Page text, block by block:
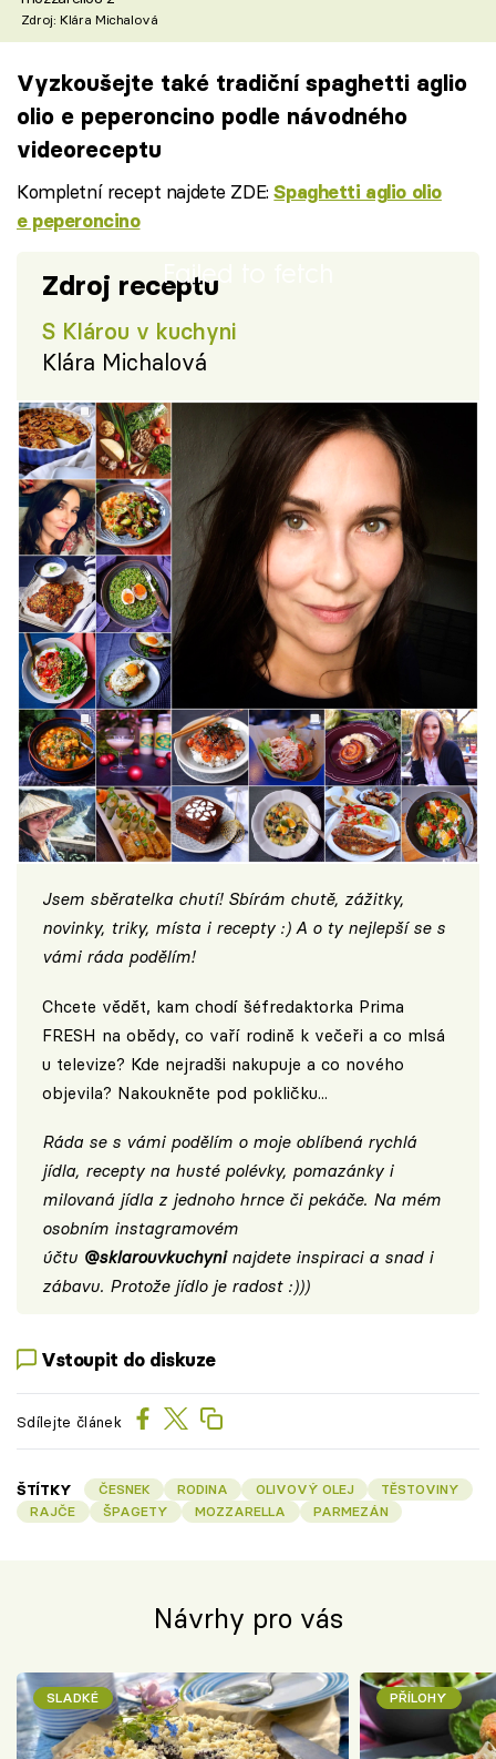
Zdroj: Klára Michalová
Vyzkoušejte také tradiční spaghetti aglio
olio e peperoncino podle návodného
videoreceptu
Kompletní recept najdete ZDE:Spaghetti aglio olio
e peperoncino
Failed to fetch
Zdroj receptu
S Klárou v kuchyni
Klára Michalová
Jsem sběratelka chutí! Sbírám chutě, zážitky,
novinky, triky, místa i recepty :) A o ty nejlepší se s
vámi ráda podělím!
Chcete vědět, kam chodí šéfredaktorka Prima
FRESH na obědy, co vaří rodině k večeři a co mlsá
u televize? Kde nejradši nakupuje a co nového
objevila? Nakoukněte pod pokličku...
Ráda se s vámi podělím o moje oblíbená rychlá
jídla, recepty na husté polévky, pomazánky i
milovaná jídla z jednoho hrnce či pekáče. Na mém
osobním instagramovém
účtu @sklarouvkuchyni najdete inspiraci a snad i
zábavu. Protože jídlo je radost :)))
Vstoupit do diskuze
Sdílejte článek
ŠTÍTKY ČESNEK RODINA OLIVOVÝ OLEJ
TĚSTOVINY
RAJČE
ŠPAGETY MOZZARELLA PARMEZÁN
Návrhy pro vás
SLADKÉ PŘÍLOHY